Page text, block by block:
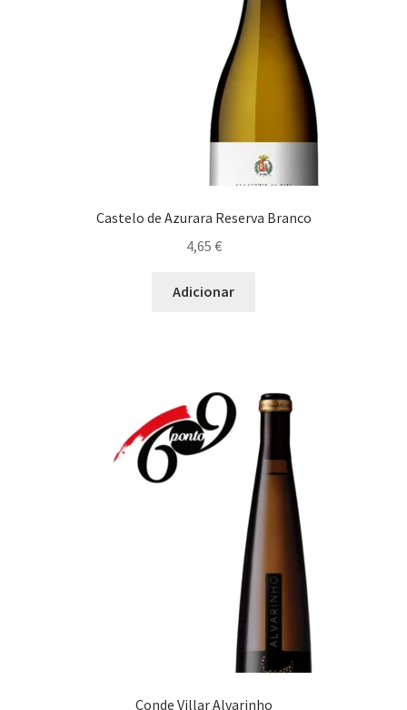
Castelo de Azurara Reserva Branco
4,65 €
Adicionar
Conde Villar Alvarinho